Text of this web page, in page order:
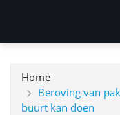
Home
Beroving van
buurt kan doen